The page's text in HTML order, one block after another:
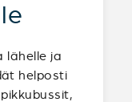
lähelle ja
helposti